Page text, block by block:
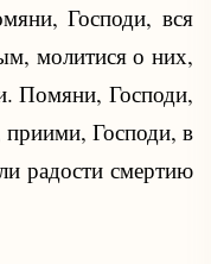
Господи, вся
молитися о них,
Помяни, Господи,
приими, Господи, в
радости смертию